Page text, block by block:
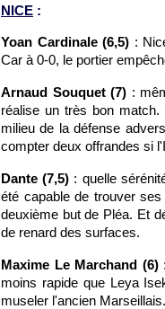
NICE :
Yoan Cardinale (6,5) :
Car à 0-0, le portier
Arnaud Souquet (7) :
réalise un très bon
milieu de la défense
compter deux offrandes si
Dante (7,5) : quelle
été capable de trouver
deuxième but de Pléa. Et
de renard des surfaces.
Maxime Le Marchand (6):
moins rapide que Leya
museler l'ancien Marseillais.